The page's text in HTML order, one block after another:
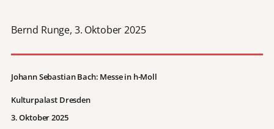
Bernd Runge, 3. Oktober 2025
Johann Sebastian Bach: Messe in h-Moll
Kulturpalast Dresden
3. Oktober 2025